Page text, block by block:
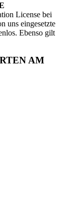
License bei
uns eingesetzte
Ebenso gilt
AM